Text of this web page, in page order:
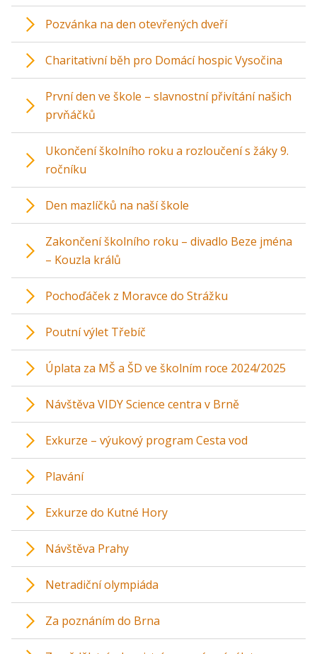
Pozvánka na den otevřených dveří
Charitativní běh pro Domácí hospic Vysočina
První den ve škole – slavnostní přivítání našich
prvňáčků
Ukončení školního roku a rozloučení s žáky 9.
ročníku
Den mazlíčků na naší škole
Zakončení školního roku – divadlo Beze jména
– Kouzla králů
Pochoďáček z Moravce do Strážku
Poutní výlet Třebíč
Úplata za MŠ a ŠD ve školním roce 2024/2025
Návštěva VIDY Science centra v Brně
Exkurze – výukový program Cesta vod
Plavání
Exkurze do Kutné Hory
Návštěva Prahy
Netradiční olympiáda
Za poznáním do Brna